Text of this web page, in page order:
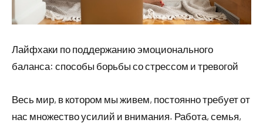
Лайфхаки по поддержанию эмоционального
баланса: способы борьбы со стрессом и тревогой
Весь мир, в котором мы живем, постоянно требует от
нас множество усилий и внимания. Работа, семья,